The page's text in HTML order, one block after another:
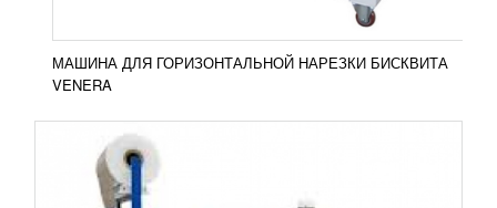
МАШИНА ДЛЯ ГОРИЗОНТАЛЬНОЙ НАРЕЗКИ БИСКВИТА
VENERA